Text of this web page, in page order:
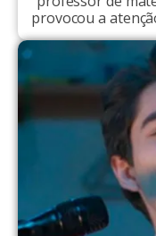
provocou a
sociais
ensaio em que
ocasião, o
possui um perfil
adulto OnlyFans,